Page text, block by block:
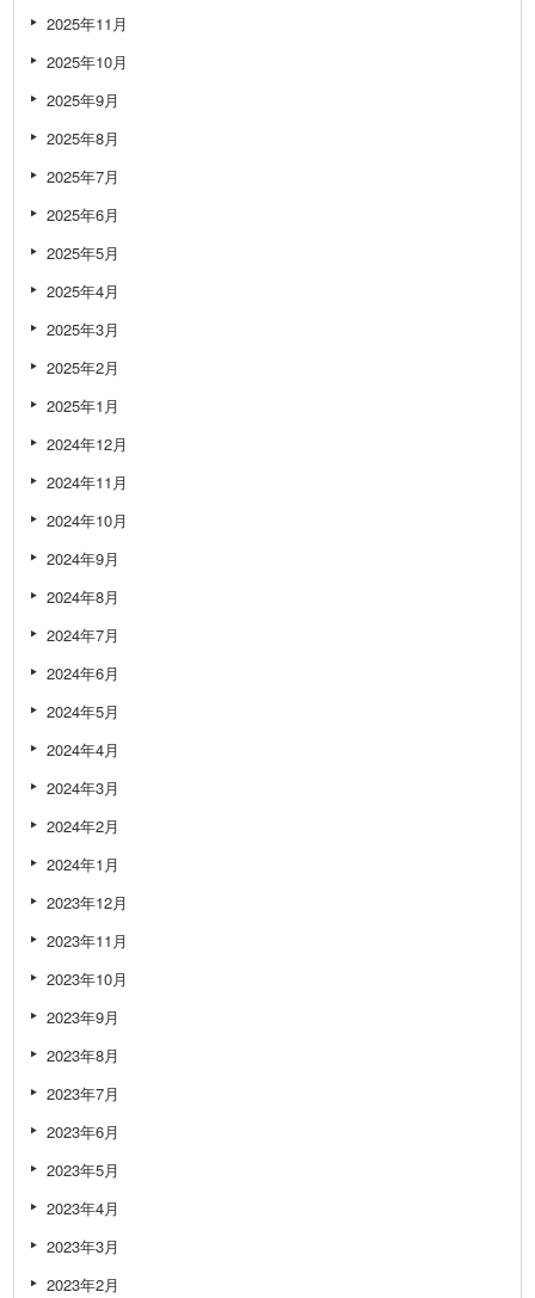
2025年11月
2025年10月
2025年9月
2025年8月
2025年7月
2025年6月
2025年5月
2025年4月
2025年3月
2025年2月
2025年1月
2024年12月
2024年11月
2024年10月
2024年9月
2024年8月
2024年7月
2024年6月
2024年5月
2024年4月
2024年3月
2024年2月
2024年1月
2023年12月
2023年11月
2023年10月
2023年9月
2023年8月
2023年7月
2023年6月
2023年5月
2023年4月
2023年3月
2023年2月